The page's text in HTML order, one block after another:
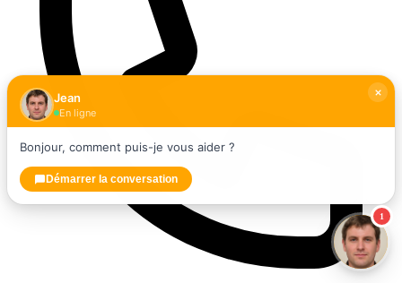
1
Jean
En ligne
Bonjour, comment puis-je vous aider ?
Démarrer la conversation